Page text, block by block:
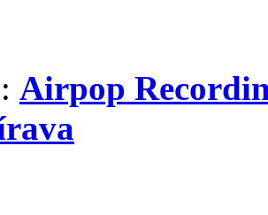
Airpop